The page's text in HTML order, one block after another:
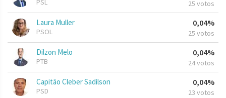
PSL 25 votos
Laura Muller
PSOL
0,04%
25 votos
Dilzon Melo
PTB
0,04%
24 votos
Capitão Cleber Sadilson
PSD
0,04%
23 votos